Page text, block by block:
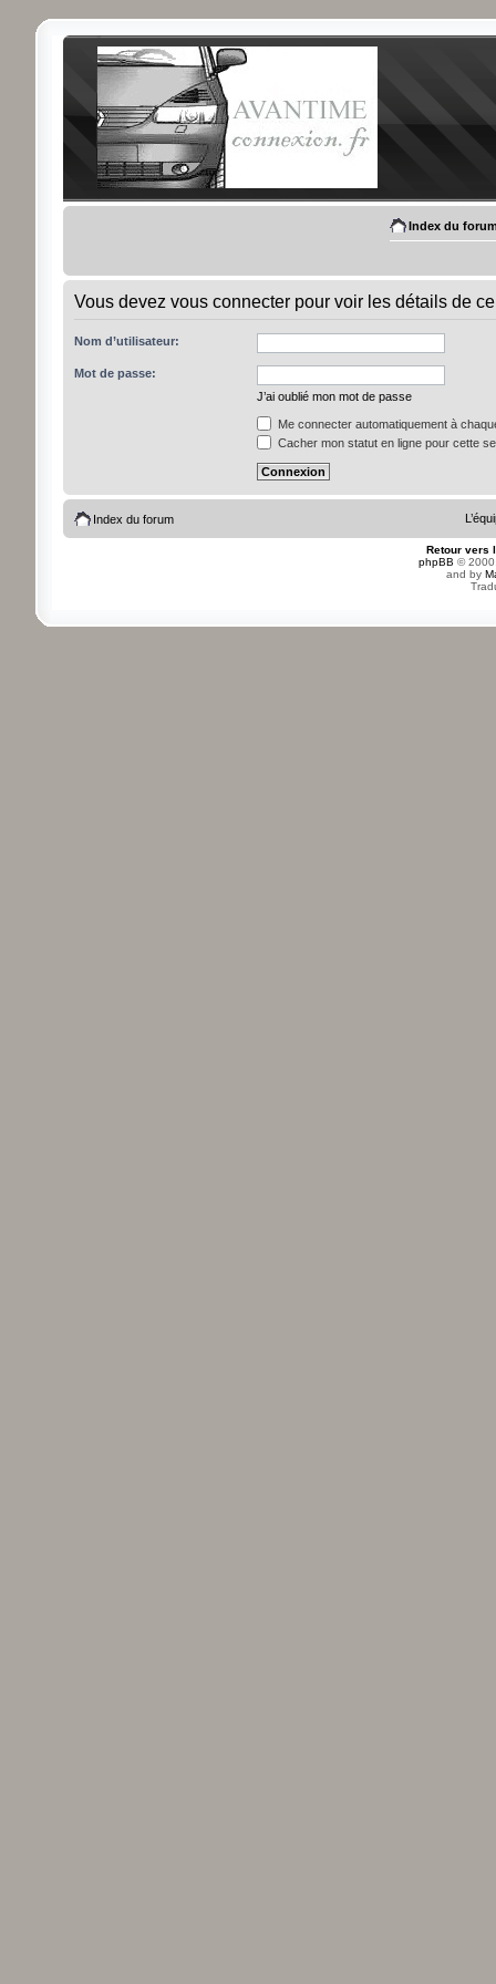
Index du
Vous devez vous connecter pour voir les détails de
Nom d’utilisateur:
Mot de passe:
J’ai oublié mon mot de passe
Me connecter automatiquement à
Cacher mon statut en ligne pour cette
Index du forum
Retour vers
phpBB ©
and by